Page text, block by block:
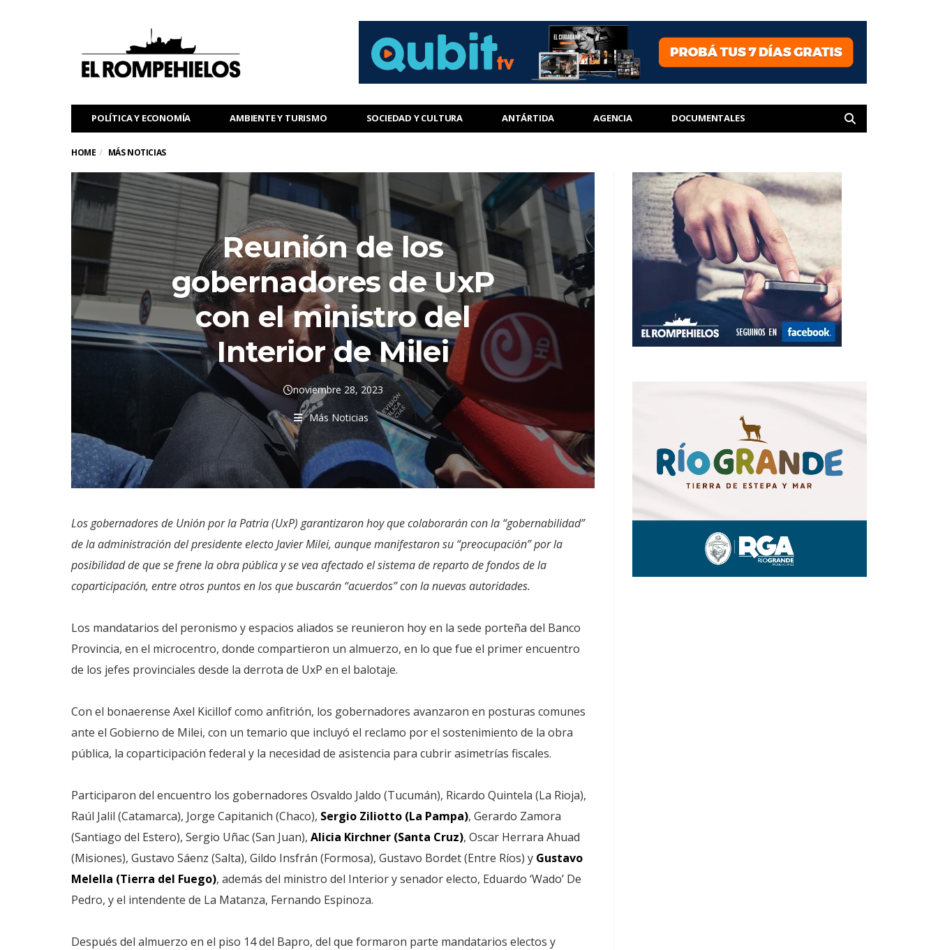
POLÍTICA Y ECONOMÍA AMBIENTE Y TURISMO SOCIEDAD Y CULTURA ANTÁRTIDA AGENCIA DOCUMENTALES
HOME MÁS NOTICIAS
Reunión de los
gobernadores de UxP
con el ministro del
Interior de Milei
noviembre 28, 2023
Más Noticias
Los gobernadores de Unión por la Patria (UxP) garantizaron hoy que colaborarán con la “gobernabilidad”
de la administración del presidente electo Javier Milei, aunque manifestaron su “preocupación” por la
posibilidad de que se frene la obra pública y se vea afectado el sistema de reparto de fondos de la
coparticipación, entre otros puntos en los que buscarán “acuerdos” con la nuevas autoridades.
Los mandatarios del peronismo y espacios aliados se reunieron hoy en la sede porteña del Banco
Provincia, en el microcentro, donde compartieron un almuerzo, en lo que fue el primer encuentro
de los jefes provinciales desde la derrota de UxP en el balotaje.
Con el bonaerense Axel Kicillof como anfitrión, los gobernadores avanzaron en posturas comunes
ante el Gobierno de Milei, con un temario que incluyó el reclamo por el sostenimiento de la obra
pública, la coparticipación federal y la necesidad de asistencia para cubrir asimetrías fiscales.
Participaron del encuentro los gobernadores Osvaldo Jaldo (Tucumán), Ricardo Quintela (La Rioja),
Raúl Jalil (Catamarca), Jorge Capitanich (Chaco), Sergio Ziliotto (La Pampa), Gerardo Zamora
(Santiago del Estero), Sergio Uñac (San Juan), Alicia Kirchner (Santa Cruz), Oscar Herrara Ahuad
(Misiones), Gustavo Sáenz (Salta), Gildo Insfrán (Formosa), Gustavo Bordet (Entre Ríos) y Gustavo
Melella (Tierra del Fuego), además del ministro del Interior y senador electo, Eduardo ‘Wado’ De
Pedro, y el intendente de La Matanza, Fernando Espinoza.
Después del almuerzo en el piso 14 del Bapro, del que formaron parte mandatarios electos y